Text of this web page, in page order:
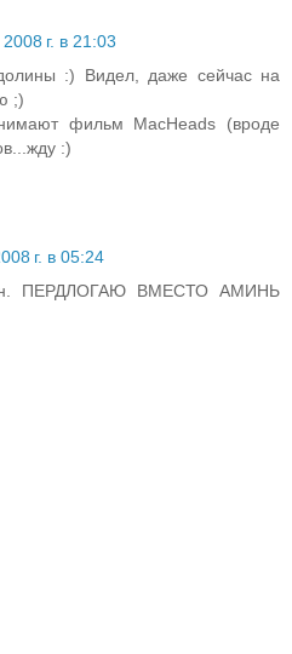
г. в 21:03
:) Видел, даже сейчас на
;)
фильм MacHeads (вроде
:)
г. в 05:24
ПЕРДЛОГАЮ ВМЕСТО АМИНЬ